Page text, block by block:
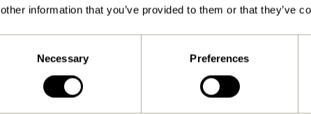
other information that you’ve provided to them or that they’ve
Necessary Preferences
Chiffon